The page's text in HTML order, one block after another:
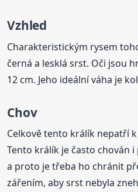
Vzhled
Charakteristickým rysem
černá a lesklá srst. Oči jsou
12 cm. Jeho ideální váha je
Chov
Celkově tento králík nepatří
Tento králík je často chován
a proto je třeba ho chránit
zářením, aby srst nebyla